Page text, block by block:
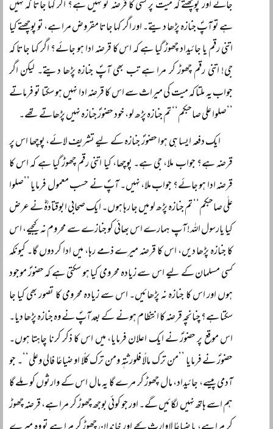
جاتے اور پوچھتے کہ میت پر کسی کا قرضہ تو نہیں ہے؟ اگر کہا جاتا کہ نہیں
ہے تو آپؐ جنازہ پڑھا دیتے۔ اور اگر کہا جاتا مقروض مرا ہے، تو پوچھتے کیا
اتنی رقم یا جائیداد چھوڑ گیا ہے کہ اس کا قرضہ ادا ہو جائے؟ اگر کہا جاتا کہ
جی! اتنی رقم چھوڑ کر مرا ہے تب بھی آپؐ جنازہ پڑھا دیتے۔ لیکن اگر
جواب یہ ملتا کہ میت کی میراث سے اس کا قرضہ ادا نہیں ہو سکتا تو فرماتے
’’صلوا علی صاحبکم‘‘ تم جنازہ پڑھ لو، خود حضورؐ جنازہ نہیں پڑھاتے تھے۔
ایک دفعہ ایسا ہی ہوا حضورؐ جنازہ کے لیے تشریف لائے، پوچھا اس پر
قرضہ ہے؟ جواب ملا، جی ہے۔ پوچھا، کیا اتنی رقم چھوڑ گیا ہے کہ اس کا
قرضہ ادا ہو جائے؟ جواب ملا، نہیں۔ آپؐ نے حسب معمول فرمایا ’’صلوا
علٰی صاحبکم‘‘ تم جنازہ پڑھ لو میں جا رہا ہوں۔ ایک صحابی ابوقتادہؓ نے عرض
کیا یارسول اللہ! آپ ہمارے اس بھائی کو جنازے سے محروم نہ کیجیے، اس
کا جنازہ پڑھا دیں، اس کا قرضہ میرے ذمے رہا، میں ادا کر دوں گا۔ کیونکہ
کسی مسلمان کے لیے اس سے زیادہ محرومی کیا ہو سکتی ہے کہ حضورؐ موجود
ہوں اور اس کا جنازہ نہ پڑھائیں۔ اس سے زیادہ محرومی کا تصور بھی کیا جا
سکتا ہے؟ چنانچہ قرضہ کا انتظام ہونے کے بعد آپؐ نے وہ جنازہ پڑھا دیا۔
اس موقع پر حضورؐ نے ایک اعلان فرمایا، میں اس کا ذکر کرنا چاہتا ہوں۔
حضورؐ نے فرمایا ’’من ترک مالًا فلورثتہٖ ومن ترک کلًا او ضیاعًا فالی وعلی‘‘۔ جو
آدمی پیسے، جائیداد، مال چھوڑ کر مرے گا یہ مال اس کے وارثوں کو ملے گا
ہم اسے ہاتھ نہیں لگائیں گے۔ اور جو کوئی بوجھ چھوڑ کر مرا ہے، قرضہ چھوڑ